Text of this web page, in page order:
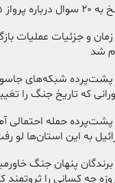
پرواز ۶۵۵
زمان و جزئیات عملیات
شد
پشت‌پرده شبکه‌های
که تاریخ جنگ را
پشت‌پرده حمله احتمالی
به این استان‌ها لو
برندگان پنهان جنگ